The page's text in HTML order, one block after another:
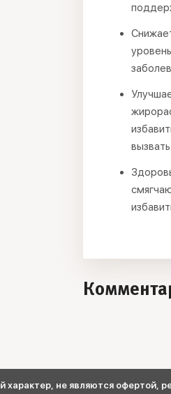
не являются офертой,